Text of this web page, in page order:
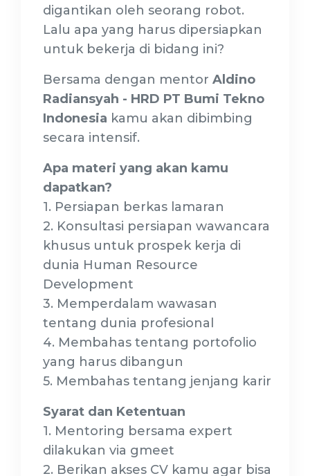
digantikan oleh seorang robot.
Lalu apa yang harus dipersiapkan
untuk bekerja di bidang ini?
Bersama dengan mentor Aldino
Radiansyah - HRD PT Bumi Tekno
Indonesia kamu akan dibimbing
secara intensif.
Apa materi yang akan kamu
dapatkan?
1. Persiapan berkas lamaran
2. Konsultasi persiapan wawancara
khusus untuk prospek kerja di
dunia Human Resource
Development
3. Memperdalam wawasan
tentang dunia profesional
4. Membahas tentang portofolio
yang harus dibangun
5. Membahas tentang jenjang karir
Syarat dan Ketentuan
1. Mentoring bersama expert
dilakukan via gmeet
2. Berikan akses CV kamu agar bisa